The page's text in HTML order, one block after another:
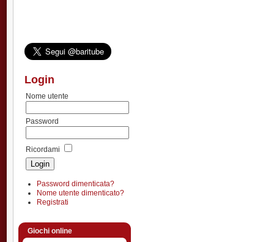
Login
Nome utente
Password
Ricordami
Password dimenticata?
Nome utente dimenticato?
Registrati
Giochi online